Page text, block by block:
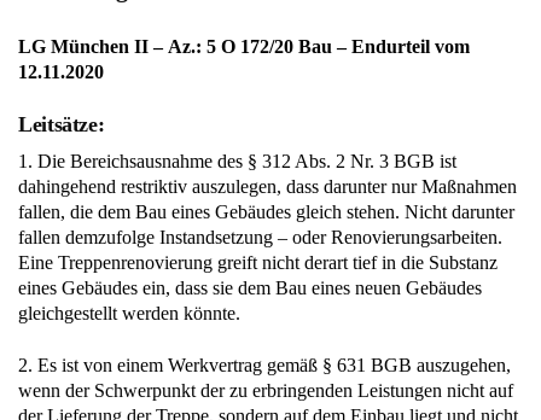
LG München II – Az.: 5 O 172/20 Bau – Endurteil vom
12.11.2020
Leitsätze:
1. Die Bereichsausnahme des § 312 Abs. 2 Nr. 3 BGB ist
dahingehend restriktiv auszulegen, dass darunter nur Maßnahmen
fallen, die dem Bau eines Gebäudes gleich stehen. Nicht darunter
fallen demzufolge Instandsetzung – oder Renovierungsarbeiten.
Eine Treppenrenovierung greift nicht derart tief in die Substanz
eines Gebäudes ein, dass sie dem Bau eines neuen Gebäudes
gleichgestellt werden könnte.
2. Es ist von einem Werkvertrag gemäß § 631 BGB auszugehen,
wenn der Schwerpunkt der zu erbringenden Leistungen nicht auf